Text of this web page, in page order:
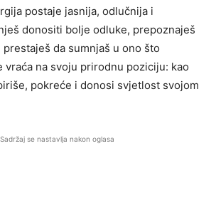
postaje jasnija, odlučnija i
donositi bolje odluke, prepoznaješ
da sumnjaš u ono što
vraća na svoju prirodnu poziciju: kao
pokreće i donosi svjetlost svojom
Sadržaj se nastavlja nakon oglasa